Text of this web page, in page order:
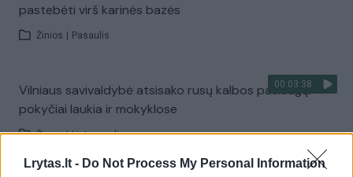
Lrytas.lt - Do Not Process My Personal Information
pastebėti virš karinės bazės
Žinios Pasaulis
00:03:38
Vilniaus savivaldybė atsisako rusų kalbos paslaugų:
pokyčiai laukia ir mokyklose
Žinios | Lietuvos diena